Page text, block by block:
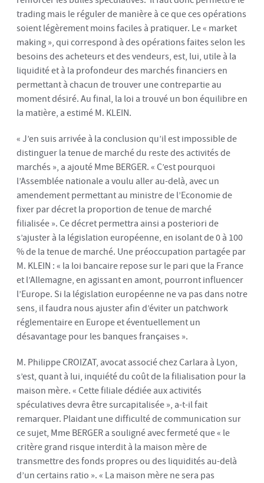
trading mais le réguler de manière à ce que ces opérations
soient légèrement moins faciles à pratiquer. Le « market
making », qui correspond à des opérations faites selon les
besoins des acheteurs et des vendeurs, est, lui, utile à la
liquidité et à la profondeur des marchés financiers en
permettant à chacun de trouver une contrepartie au
moment désiré. Au final, la loi a trouvé un bon équilibre en
la matière, a estimé M. KLEIN.
« J’en suis arrivée à la conclusion qu’il est impossible de
distinguer la tenue de marché du reste des activités de
marchés », a ajouté Mme BERGER. « C’est pourquoi
l’Assemblée nationale a voulu aller au-delà, avec un
amendement permettant au ministre de l’Economie de
fixer par décret la proportion de tenue de marché
filialisée ». Ce décret permettra ainsi a posteriori de
s’ajuster à la législation européenne, en isolant de 0 à 100
% de la tenue de marché. Une préoccupation partagée par
M. KLEIN : « la loi bancaire repose sur le pari que la France
et l’Allemagne, en agissant en amont, pourront influencer
l’Europe. Si la législation européenne ne va pas dans notre
sens, il faudra nous ajuster afin d’éviter un patchwork
réglementaire en Europe et éventuellement un
désavantage pour les banques françaises ».
M. Philippe CROIZAT, avocat associé chez Carlara à Lyon,
s’est, quant à lui, inquiété du coût de la filialisation pour la
maison mère. « Cette filiale dédiée aux activités
spéculatives devra être surcapitalisée », a-t-il fait
remarquer. Plaidant une difficulté de communication sur
ce sujet, Mme BERGER a souligné avec fermeté que « le
critère grand risque interdit à la maison mère de
transmettre des fonds propres ou des liquidités au-delà
d’un certains ratio ». « La maison mère ne sera pas